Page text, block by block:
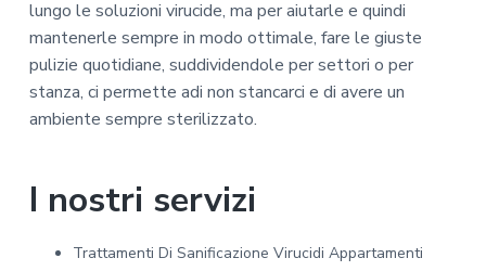
lungo le soluzioni virucide, ma per aiutarle e quindi
mantenerle sempre in modo ottimale, fare le giuste
pulizie quotidiane, suddividendole per settori o per
stanza, ci permette adi non stancarci e di avere un
ambiente sempre sterilizzato.
I nostri servizi
Trattamenti Di Sanificazione Virucidi Appartamenti